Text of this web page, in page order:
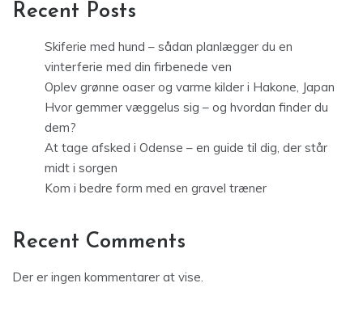
Recent Posts
Skiferie med hund – sådan planlægger du en
vinterferie med din firbenede ven
Oplev grønne oaser og varme kilder i Hakone, Japan
Hvor gemmer væggelus sig – og hvordan finder du
dem?
At tage afsked i Odense – en guide til dig, der står
midt i sorgen
Kom i bedre form med en gravel træner
Recent Comments
Der er ingen kommentarer at vise.